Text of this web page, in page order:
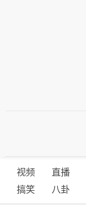
视频 直播
搞笑
八卦